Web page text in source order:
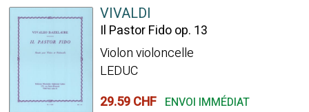
VIVALDI
Il Pastor Fido op. 13
Violon violoncelle
LEDUC
29.59 CHF ENVOI IMMÉDIAT